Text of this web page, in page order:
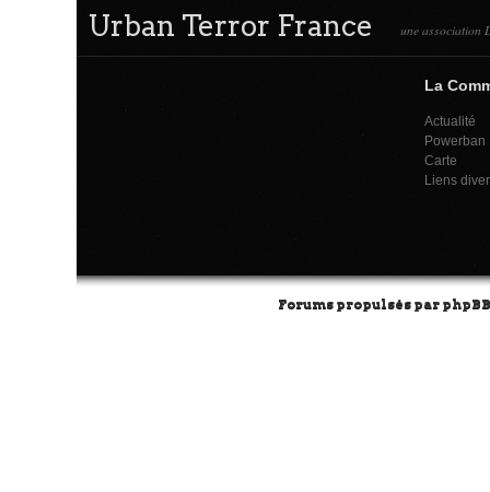
Urban Terror France une association
La
Actualité
Powerban
Carte
Liens
Forums propulsés par phpBB